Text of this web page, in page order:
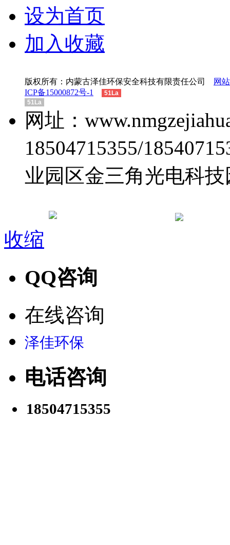
设为首页
加入收藏
版权所有：内蒙古泽佳环保安全科技有限责任公司
网
ICP备15000872号-1
51La
51La
网址：
18504715355/
业园区金三角光电科技
收缩
QQ咨询
在线咨询
泽佳环保
电话咨询
18504715355